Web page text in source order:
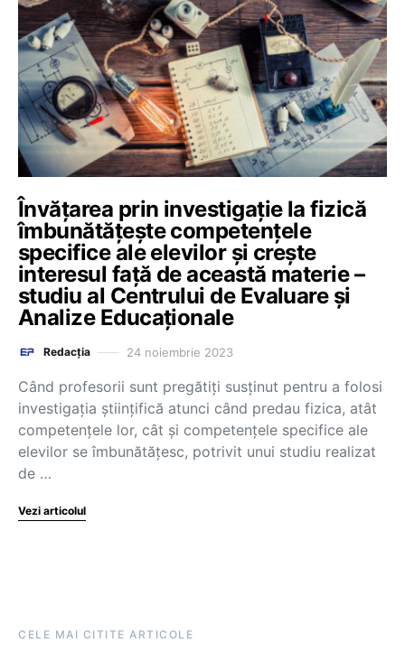
Învățarea prin investigație la fizică
îmbunătățește competențele
specifice ale elevilor și crește
interesul față de această materie –
studiu al Centrului de Evaluare și
Analize Educaționale
Redacția 24 noiembrie 2023
Când profesorii sunt pregătiți susținut pentru a folosi
investigația științifică atunci când predau fizica, atât
competențele lor, cât și competențele specifice ale
elevilor se îmbunătățesc, potrivit unui studiu realizat
de …
Vezi articolul
CELE MAI CITITE ARTICOLE